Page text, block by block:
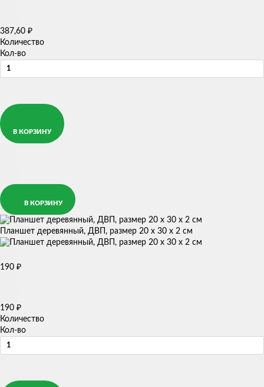
387,60 ₽
Количество
Кол-во
В КОРЗИНУ
В КОРЗИНУ
Планшет деревянный, ДВП, размер 20 х 30 х 2 см
190 ₽
190 ₽
Количество
Кол-во